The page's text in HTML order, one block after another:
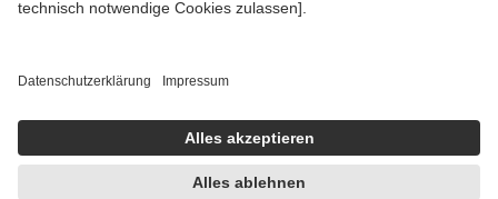
getroffen, um sicherzustellen, dass es sich um echte Bewertungen
https://help.etrusted.com/hc/de/articles/4419944605341
Einige Bilder und Inhalte wurden unter Zuhilfenahme künstlicher